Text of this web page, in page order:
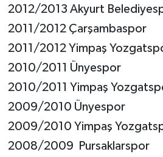
2012/2013 Akyurt
2011/2012 Çarşambaspor
2011/2012 Yimpaş
2010/2011 Ünyespor
2010/2011 Yimpaş
2009/2010 Ünyespor
2009/2010 Yimpaş
2008/2009 Pursaklarspor